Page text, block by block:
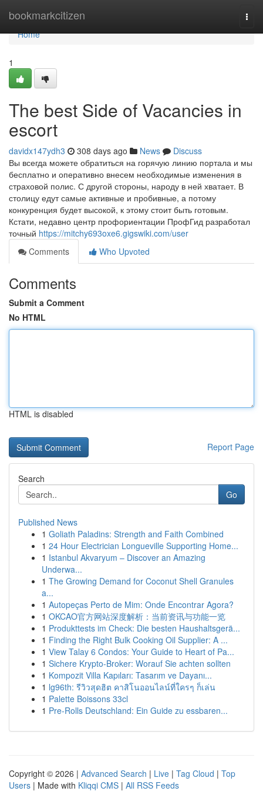
bookmarkcitizen
Home
Home
1
The best Side of Vacancies in
escort
davidx147ydh3 308 days ago News
Discuss
Вы всегда можете обратиться на горячую линию портала и мы
бесплатно и оперативно внесем необходимые изменения в
страховой полис. С другой стороны, народу в ней хватает. В
столицу едут самые активные и пробивные, а потому
конкуренция будет высокой, к этому стоит быть готовым.
Кстати, недавно центр профориентации ПрофГид разработал
точный https://mitchy693oxe6.gigswiki.com/user
Comments
Who Upvoted
Comments
Submit a Comment
No HTML
HTML is disabled
Report Page
Search
Go
Published News
1 Goliath Paladins: Strength and Faith Combined
1 24 Hour Electrician Longueville Supporting Home...
1 Istanbul Akvaryum – Discover an Amazing
Underwa...
1 The Growing Demand for Coconut Shell Granules
a...
1 Autopeças Perto de Mim: Onde Encontrar Agora?
1 OKCAO官方网站深度解析：当前资讯与功能一览
1 Produkttests im Check: Die besten Haushaltsgerä...
1 Finding the Right Bulk Cooking Oil Supplier: A ...
1 View Talay 6 Condos: Your Guide to Heart of Pa...
1 Sichere Krypto-Broker: Worauf Sie achten sollten
1 Kompozit Villa Kapıları: Tasarım ve Dayanı...
1 lg96th: รีวิวสุดฮิต คาสิโนออนไลน์ที่ใครๆ ก็เล่น
1 Palette Boissons 33cl
1 Pre-Rolls Deutschland: Ein Guide zu essbaren...
Copyright © 2026 | Advanced Search | Live | Tag Cloud | Top
Users | Made with Kliqqi CMS | All RSS Feeds